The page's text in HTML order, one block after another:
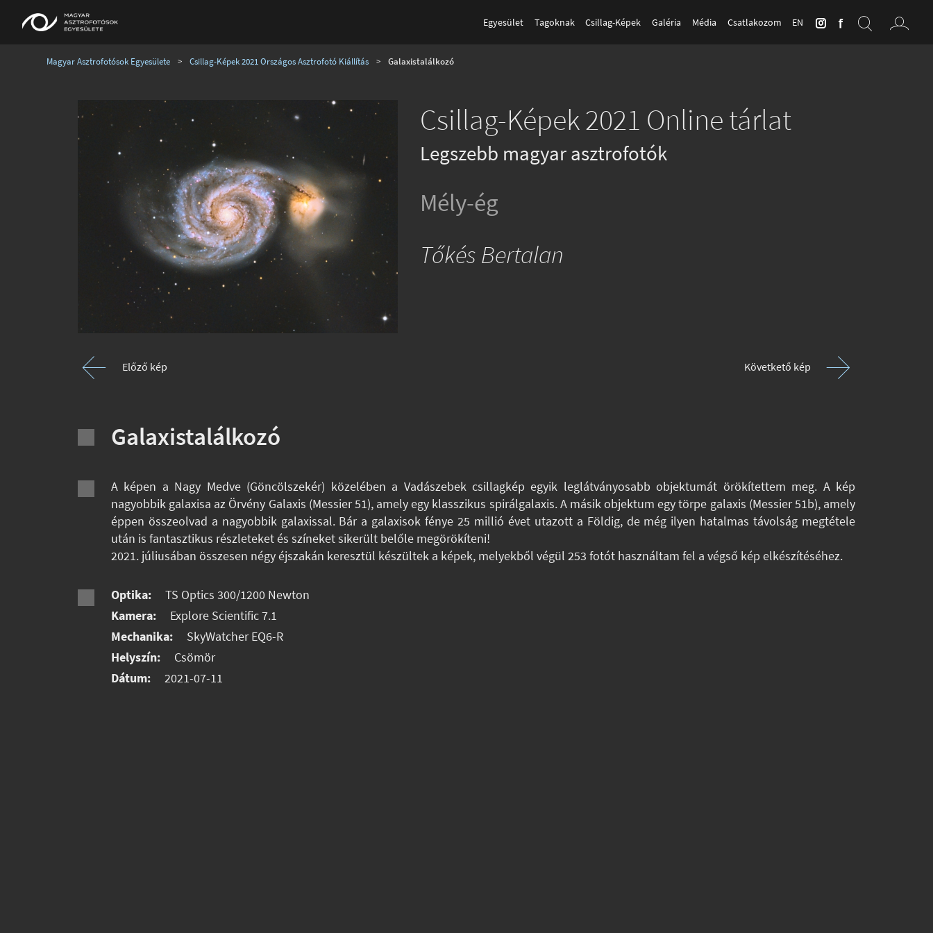
Egyesület Tagoknak Csillag-Képek Galéria Média Csatlakozom EN
Magyar Asztrofotósok Egyesülete > Csillag-Képek 2021 Országos Asztrofotó Kiállítás > Galaxistalálkozó
Csillag-Képek 2021 Online tárlat
Legszebb magyar asztrofotók
Mély-ég
Tőkés Bertalan
Előző kép Követkető kép
Galaxistalálkozó
A képen a Nagy Medve (Göncölszekér) közelében a Vadászebek csillagkép egyik leglátványosabb objektumát örökítettem meg. A kép
nagyobbik galaxisa az Örvény Galaxis (Messier 51), amely egy klasszikus spirálgalaxis. A másik objektum egy törpe galaxis (Messier 51b), amely
éppen összeolvad a nagyobbik galaxissal. Bár a galaxisok fénye 25 millió évet utazott a Földig, de még ilyen hatalmas távolság megtétele
után is fantasztikus részleteket és színeket sikerült belőle megörökíteni!
2021. júliusában összesen négy éjszakán keresztül készültek a képek, melyekből végül 253 fotót használtam fel a végső kép elkészítéséhez.
Optika:
TS Optics 300/1200 Newton
Kamera:
Explore Scientific 7.1
Mechanika:
SkyWatcher EQ6-R
Helyszín:
Csömör
Dátum:
2021-07-11